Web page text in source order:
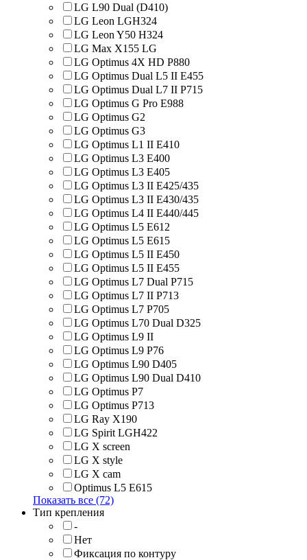
LG L90 Dual (D410)
LG Leon LGH324
LG Leon Y50 H324
LG Max X155 LG
LG Optimus 4X HD P880
LG Optimus Dual L5 II E455
LG Optimus Dual L7 II P715
LG Optimus G Pro E988
LG Optimus G2
LG Optimus G3
LG Optimus L1 II E410
LG Optimus L3 E400
LG Optimus L3 E405
LG Optimus L3 II E425/435
LG Optimus L3 II E430/435
LG Optimus L4 II E440/445
LG Optimus L5 E612
LG Optimus L5 E615
LG Optimus L5 II E450
LG Optimus L5 II E455
LG Optimus L7 Dual P715
LG Optimus L7 II P713
LG Optimus L7 P705
LG Optimus L70 Dual D325
LG Optimus L9 II
LG Optimus L9 P76
LG Optimus L90 D405
LG Optimus L90 Dual D410
LG Optimus P7
LG Optimus P713
LG Ray X190
LG Spirit LGH422
LG X screen
LG X style
LG Х cam
Optimus L5 E615
Показать все (72)
Тип крепления
-
Нет
Фиксация по контуру